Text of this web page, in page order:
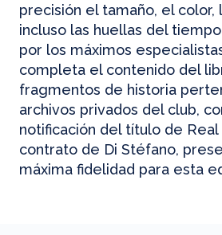
precisión el tamaño, el color,
incluso las huellas del
por los máximos
completa el contenido del
fragmentos de historia
archivos privados del club,
notificación del título de
contrato de Di Stéfano,
máxima fidelidad para esta